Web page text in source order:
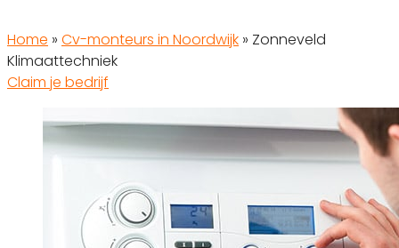
Home » Cv-monteurs in Noordwijk » Zonneveld
Klimaattechniek
Claim je bedrijf